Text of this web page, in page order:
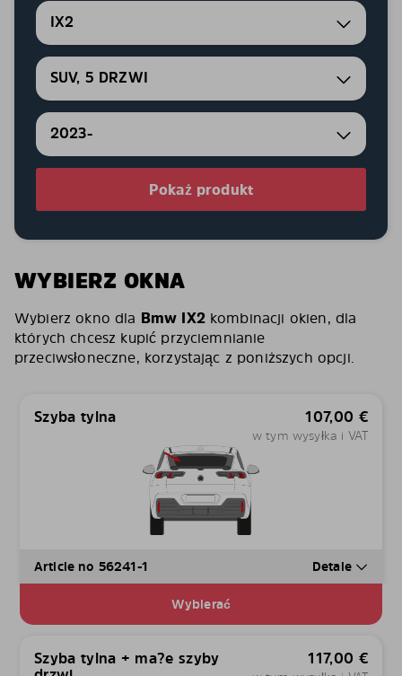
IX2
SUV, 5 DRZWI
2023-
Pokaż produkt
WYBIERZ OKNA
Wybierz okno dla Bmw IX2kombinacji okien, dla
których chcesz kupić przyciemnianie
przeciwsłoneczne, korzystając z poniższych opcji.
Szyba tylna 107,00 €
w tym wysyłka i VAT
Article no 56241-1 Detale
Wybierać
Szyba tylna + ma?e szyby
117,00 €